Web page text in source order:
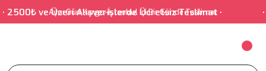
Aynı Gün Kargo-İstanbul içi Bir Günde Teslimat
ve Üzeri Alışverişlerde Ücretsiz Teslimat • •